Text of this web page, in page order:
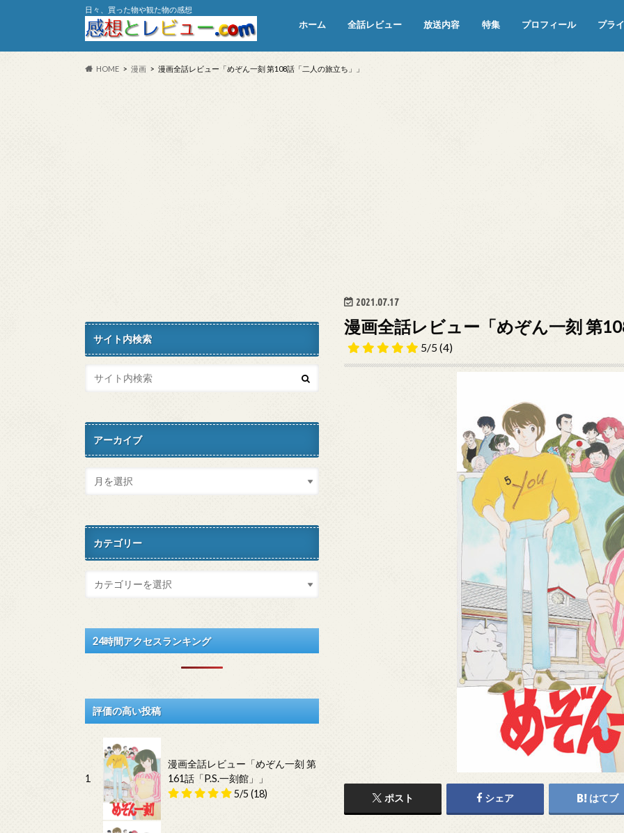
日々、買った物や観た物の感想
ホーム 全話レビュー 放送内容 特集 プロフィール プラ
HOME 漫画 漫画全話レビュー「めぞん一刻 第108話「二人の旅立ち」」
2021.07.17
漫画全話レビュー「めぞん一刻 第
5/5 (4)
ポスト シェア はてブ
サイト内検索
アーカイブ
カテゴリー
24時間アクセスランキング
評価の高い投稿
1
漫画全話レビュー「めぞん一刻 第
161話「P.S.一刻館」」
5/5 (18)